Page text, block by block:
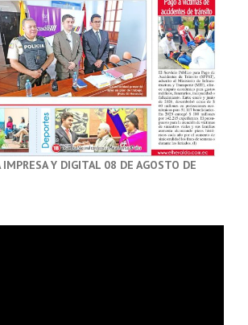
IMPRESA Y DIGITAL 08 DE AGOSTO DE